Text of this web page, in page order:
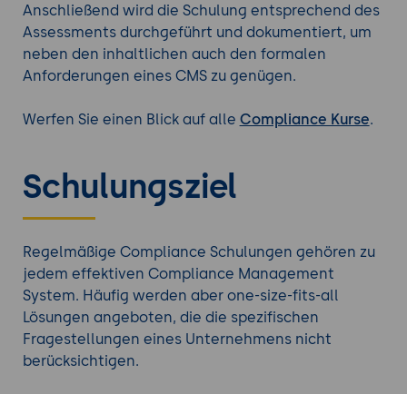
Anschließend wird die Schulung entsprechend des
Assessments durchgeführt und dokumentiert, um
neben den inhaltlichen auch den formalen
Anforderungen eines CMS zu genügen.
Werfen Sie einen Blick auf alle Compliance Kurse.
Schulungsziel
Regelmäßige Compliance Schulungen gehören zu
jedem effektiven Compliance Management
System. Häufig werden aber one-size-fits-all
Lösungen angeboten, die die spezifischen
Fragestellungen eines Unternehmens nicht
berücksichtigen.